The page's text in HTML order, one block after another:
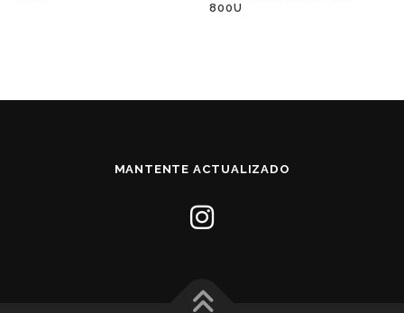
800U
MANTENTE ACTUALIZADO